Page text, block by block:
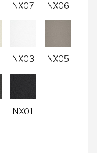
NX07 NX06
NX03 NX05
NX01